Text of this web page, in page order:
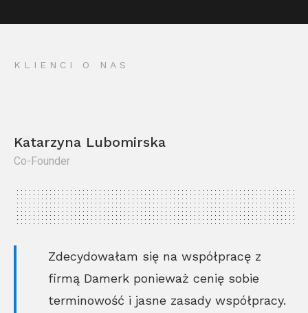
KLIENCI O NAS
Katarzyna Lubomirska
Co-Founder
Zdecydowałam się na współpracę z
firmą Damerk ponieważ cenię sobie
terminowość i jasne zasady współpracy.